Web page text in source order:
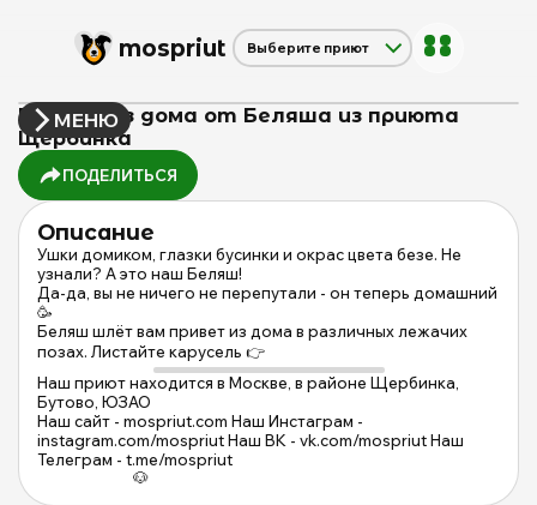
mospriut Выберите приют
Щербинка
МЕНЮ
Привет из дома от Беляша из приюта
Щербинка
ПОДЕЛИТЬСЯ
Описание
Ушки домиком, глазки бусинки и окрас цвета безе. Не
узнали? А это наш Беляш!
Да-да, вы не ничего не перепутали - он теперь домашний
🥳
Беляш шлёт вам привет из дома в различных лежачих
позах. Листайте карусель 👉
Наш приют находится в Москве, в районе Щербинка,
Бутово, ЮЗАО
Наш сайт - mospriut.com Наш Инстаграм -
instagram.com/mospriut Наш ВК - vk.com/mospriut Наш
Телеграм - t.me/mospriut
          🐶